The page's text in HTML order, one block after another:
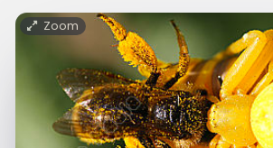
Zoom